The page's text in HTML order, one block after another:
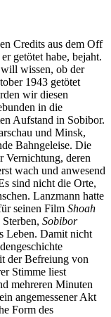
Credits aus dem Off
getötet habe, bejaht.
wissen, ob der
1943 getötet
wir diesen
in die
Aufstand in Sobibor.
und Minsk,
Bahngeleise. Die
Vernichtung, deren
wach und anwesend
sind nicht die Orte,
Lanzmann hatte
seinen Film Shoah
Sobibor
Leben. Damit nicht
der Befreiung von
Stimme liest
mehreren Minuten
angemessener Akt
Form des